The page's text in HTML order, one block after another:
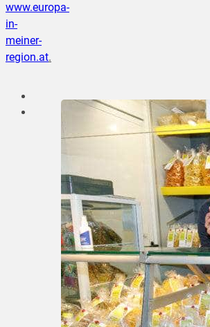
www.europa-
in-
meiner-
region.at.